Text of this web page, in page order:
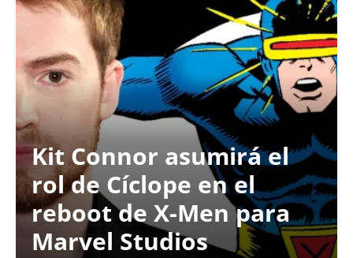
Kit Connor asumirá el
rol de Cíclope en el
reboot de X-Men para
Marvel Studios